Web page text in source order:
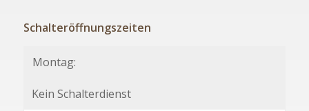
Schalteröffnungszeiten
Montag:
Kein Schalterdienst